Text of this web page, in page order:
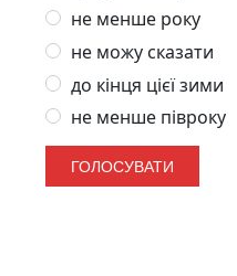
не менше року
не можу сказати
до кінця цієї зими
не менше півроку